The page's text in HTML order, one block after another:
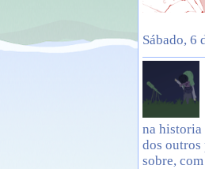
Sábado, 6
na historia
dos outros
sobre,